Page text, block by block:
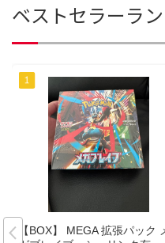
ベストセラーラ
【BOX】 MEGA 拡張パック